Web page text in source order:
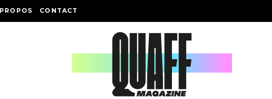
CONTACT